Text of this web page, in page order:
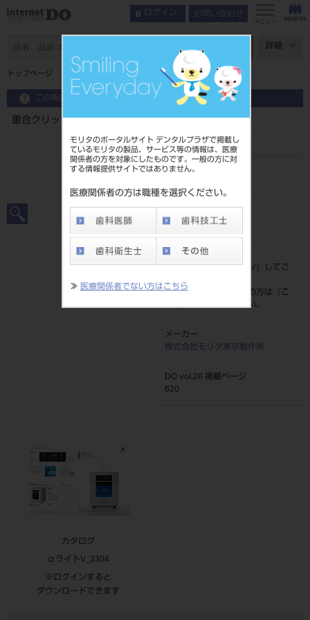
モリタのポータルサイト デンタルプラザで掲載し
ているモリタの製品、サービス等の情報は、医療
関係者の方を対象にしたものです。一般の方に対
する情報提供サイトではありません。
医療関係者の方は職種を選択ください。
≫ 医療関係者でない方はこちら
ログイン お問い合わせ
メニュー
詳細
トップページ 重合クリップ （αライト共用）
この商品に関するお問い合わせ
重合クリップ （αライト共用）
品目コード
4900541317765
標準価格
価格の確認は『ログイン
』してご
ネット会員登録がまだの方は『
こ
ちら』より登録ください。
メーカー
株式会社モリタ東京製作所
DO vol.26 掲載ページ
620
カタログ
αライトV_2304
※ログインすると
ダウンロードできます